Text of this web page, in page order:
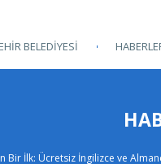
BELEDİYESİ
Bir İlk: Ücretsiz İngilizce ve